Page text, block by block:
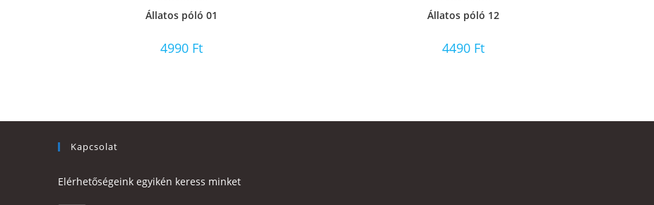
Állatos póló 01
4990 Ft
Állatos póló 12
4490 Ft
Kapcsolat
Elérhetőségeink egyikén keress minket